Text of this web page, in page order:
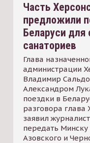
Часть
предложили
Беларуси для
санаториев
Глава
администрации
Владимир Сальдо
Александром
поездки в
разговора глава
заявил
передать
Азовского и